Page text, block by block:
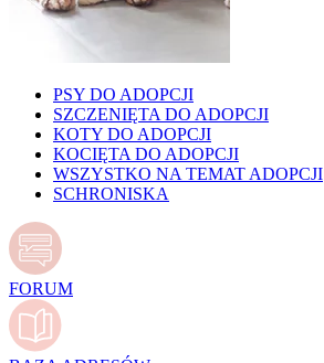
PSY DO ADOPCJI
SZCZENIĘTA DO ADOPCJI
KOTY DO ADOPCJI
KOCIĘTA DO ADOPCJI
WSZYSTKO NA TEMAT ADOPCJI
SCHRONISKA
FORUM